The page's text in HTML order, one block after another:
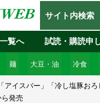
サイト内検索
麺 大豆・油 冷食
覧へ 試読・購読申
イスバー」「冷し塩豚お
発売